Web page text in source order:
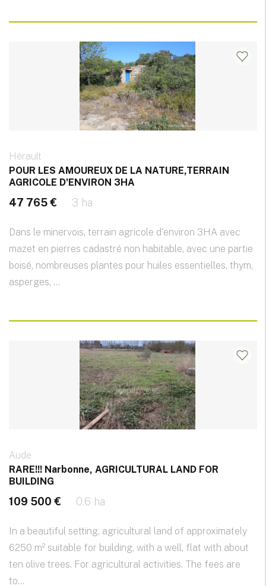
Hérault
POUR LES AMOUREUX DE LA NATURE,TERRAIN
AGRICOLE D'ENVIRON 3HA
47 765 € 3 ha
Dans le minervois, terrain agricole d'environ 3HA avec
mazet en pierres cadastré non habitable, avec une partie
boisé, nombreuses plantes pour huiles essentielles, thym,
asperges, ...
Aude
RARE!!! Narbonne, AGRICULTURAL LAND FOR
BUILDING
109 500 € 0.6 ha
In a beautiful setting, agricultural land of approximately
6250 m² suitable for building, with a well, flat with about
ten olive trees. For agricultural activities. The fees are
to...